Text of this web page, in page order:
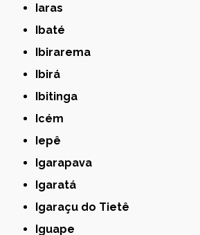
Iaras
Ibaté
Ibirarema
Ibirá
Ibitinga
Icém
Iepê
Igarapava
Igaratá
Igaraçu do Tietê
Iguape